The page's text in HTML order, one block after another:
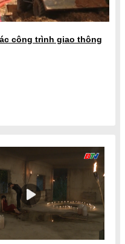
công trình giao thông